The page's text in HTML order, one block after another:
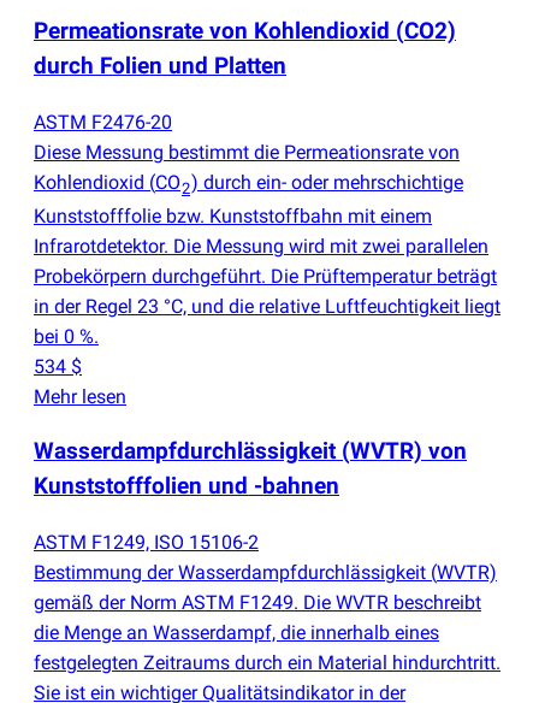
Permeationsrate von Kohlendioxid (CO2)
durch Folien und Platten
ASTM F2476-20
Diese Messung bestimmt die Permeationsrate von
Kohlendioxid (CO2) durch ein- oder mehrschichtige
Kunststofffolie bzw. Kunststoffbahn mit einem
Infrarotdetektor. Die Messung wird mit zwei parallelen
Probekörpern durchgeführt. Die Prüftemperatur beträgt
in der Regel 23 °C, und die relative Luftfeuchtigkeit liegt
bei 0 %.
534 $
Mehr lesen
Wasserdampfdurchlässigkeit (WVTR) von
Kunststofffolien und -bahnen
ASTM F1249, ISO 15106-2
Bestimmung der Wasserdampfdurchlässigkeit (WVTR)
gemäß der Norm ASTM F1249. Die WVTR beschreibt
die Menge an Wasserdampf, die innerhalb eines
festgelegten Zeitraums durch ein Material hindurchtritt.
Sie ist ein wichtiger Qualitätsindikator in der